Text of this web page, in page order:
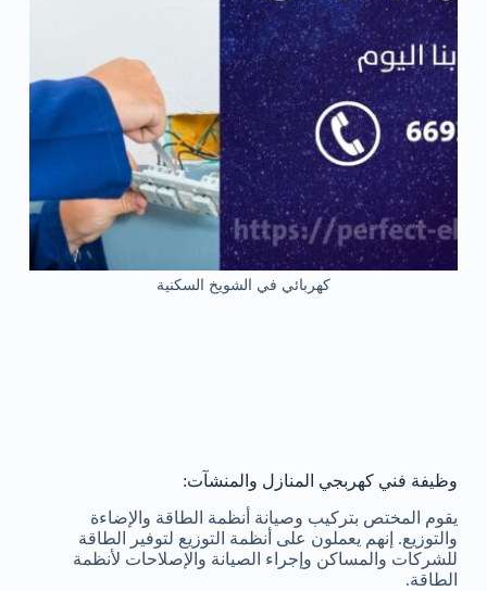
كهربائي في الشويخ السكنية
وظيفة فني كهربجي المنازل والمنشآت:
يقوم المختص بتركيب وصيانة أنظمة الطاقة والإضاءة
والتوزيع. إنهم يعملون على أنظمة التوزيع لتوفير الطاقة
للشركات والمساكن وإجراء الصيانة والإصلاحات لأنظمة
الطاقة.